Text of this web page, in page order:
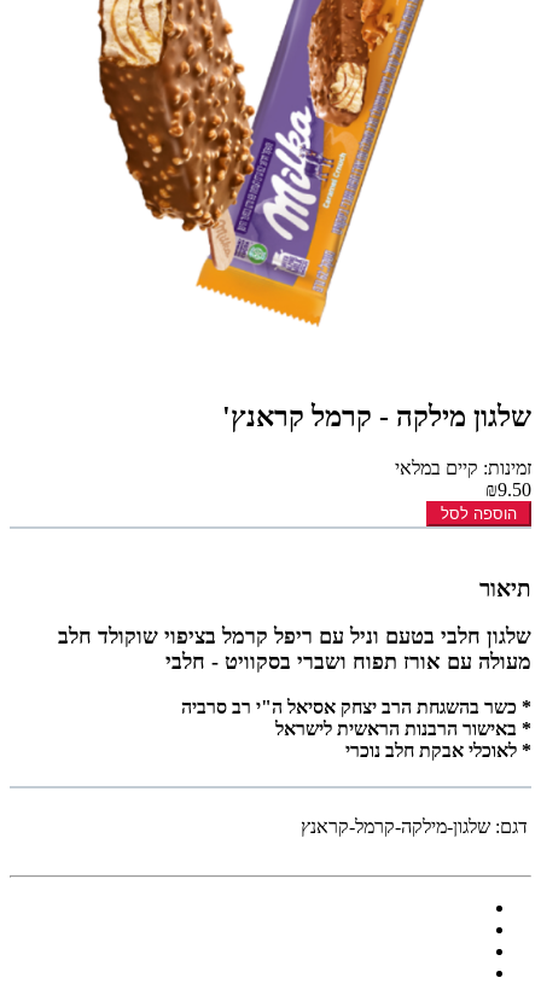
שלגון מילקה - קרמל קראנץ'
זמינות: קיים במלאי
₪9.50
הוספה לסל
תיאור
שלגון חלבי בטעם וניל עם ריפל קרמל בציפוי שוקולד חלב
מעולה עם אורז תפוח ושברי בסקוויט - חלבי
* כשר בהשגחת הרב יצחק אסיאל ה"י רב סרביה
* באישור הרבנות הראשית לישראל
* לאוכלי אבקת חלב נוכרי
דגם: שלגון-מילקה-קרמל-קראנץ